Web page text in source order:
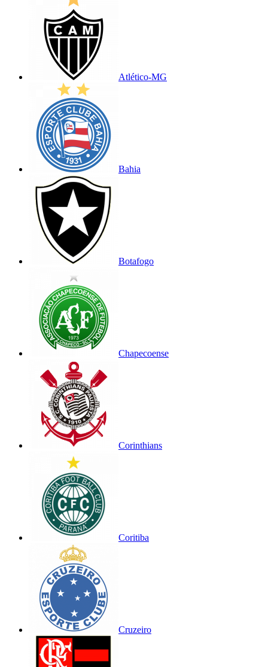
Atlético-MG
Bahia
Botafogo
Chapecoense
Corinthians
Coritiba
Cruzeiro